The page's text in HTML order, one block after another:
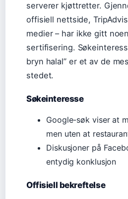
serverer kjøttretter.
offisiell nettside,
medier – har ikke gitt
sertifisering.
bryn halal” er et av de
stedet.
Søkeinteresse
Google-søk viser at
men uten at
Diskusjoner på
entydig konklusjon
Offisiell bekreftelse